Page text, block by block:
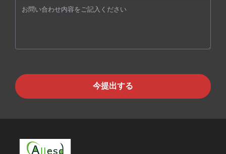
今提出する